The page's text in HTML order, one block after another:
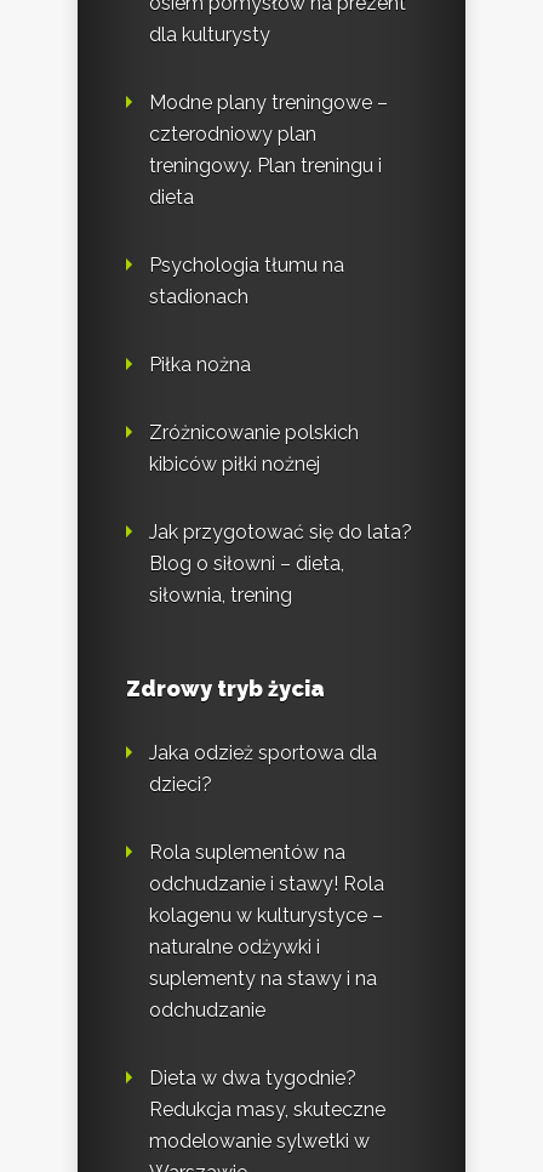
dla kulturysty
Modne plany treningowe –
czterodniowy plan
treningowy. Plan treningu i
dieta
Psychologia tłumu na
stadionach
Piłka nożna
Zróżnicowanie polskich
kibiców piłki nożnej
Jak przygotować się do lata?
Blog o siłowni – dieta,
siłownia, trening
Zdrowy tryb życia
Jaka odzież sportowa dla
dzieci?
Rola suplementów na
odchudzanie i stawy! Rola
kolagenu w kulturystyce –
naturalne odżywki i
suplementy na stawy i na
odchudzanie
Dieta w dwa tygodnie?
Redukcja masy, skuteczne
modelowanie sylwetki w